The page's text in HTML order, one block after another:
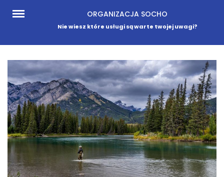
Skip
ORGANIZACJA SOCHO
Nie wiesz które usługi są warte twojej uwagi?